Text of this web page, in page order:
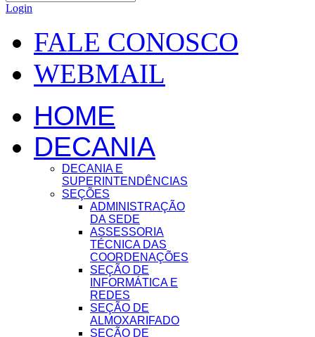
Login
FALE CONOSCO
WEBMAIL
HOME
DECANIA
DECANIA E
SUPERINTENDÊNCIAS
SEÇÕES
ADMINISTRAÇÃO
DA SEDE
ASSESSORIA
TÉCNICA DAS
COORDENAÇÕES
SEÇÃO DE
INFORMÁTICA E
REDES
SEÇÃO DE
ALMOXARIFADO
SEÇÃO DE